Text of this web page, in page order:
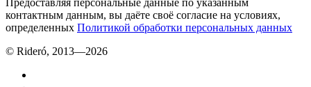
Предоставляя персональные данные по указанным
контактным данным, вы даёте своё согласие на условиях,
определенных Политикой обработки персональных данных
© Rideró, 2013—2026